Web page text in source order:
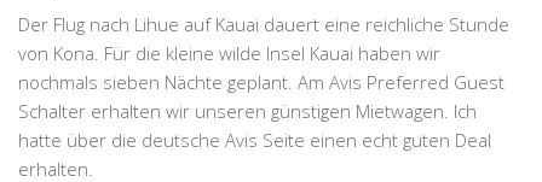
Der Flug nach Lihue auf Kauai dauert eine reichliche Stunde
von Kona. Für die kleine wilde Insel Kauai haben wir
nochmals sieben Nächte geplant. Am Avis Preferred Guest
Schalter erhalten wir unseren günstigen Mietwagen. Ich
hatte über die deutsche Avis Seite einen echt guten Deal
erhalten.